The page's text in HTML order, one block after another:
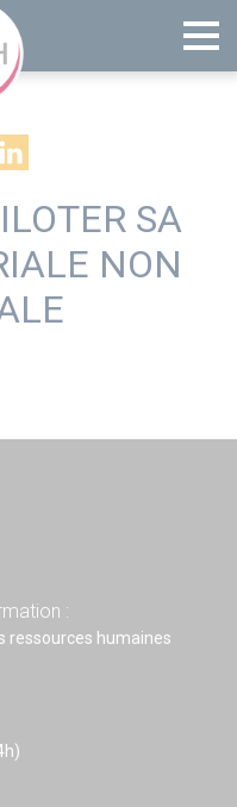
SA
NON
:
ressources humaines